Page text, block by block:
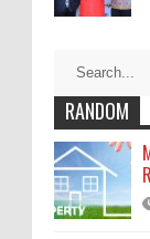
RANDOM